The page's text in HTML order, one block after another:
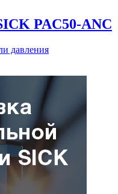
PAC50-ANC
давления